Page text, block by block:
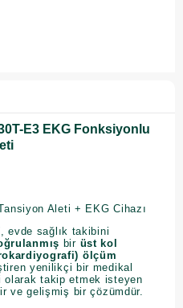
E3 EKG Fonksiyonlu
Aleti + EKG Cihazı
, evde sağlık takibini
bir üst kol
ölçüm
yenilikçi bir medikal
olarak takip etmek isteyen
ve gelişmiş bir çözümdür.